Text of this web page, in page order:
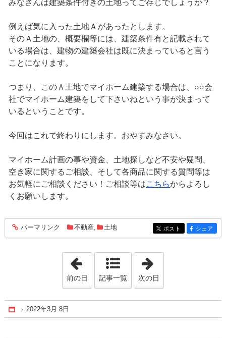
みなさんは建築条件付きの土地ってご存じでしょうか？
例えば気に入った土地Ａがあったとします。
そのＡ土地の、概要欄等には、建築条件有と記載されて
いる場合は、建物の建築会社は既に決まっていると言う
ことになります。
つまり、このＡ土地でマイホーム建築する場合は、○○会
社でマイホーム建築をして下さいねという事が決まって
いるということです。
今回はこれで終わりにします。おやすみなさい。
マイホーム計画の事や資金、土地探しなど不安や疑問、
空き家に関するご相談、そして各商品に関する質問等は
お気軽にご相談ください！ご相談等はこちらからよろし
くお願いします。
entry1118
パーマリンク 不動産, 土地 entry1118
ポスト entry1118
シェア
「2022年3月 7日」
前の日 記事一覧 次の日
Home
2022年3月 8日